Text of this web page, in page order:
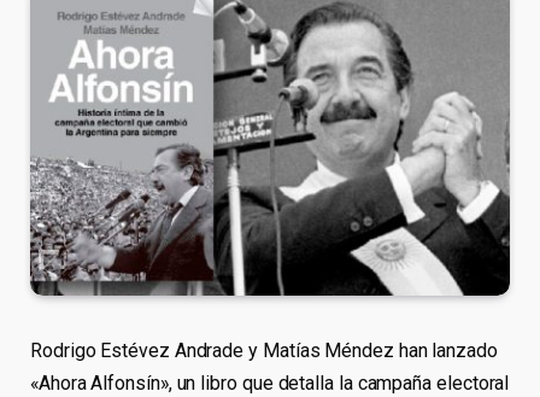
Rodrigo Estévez Andrade y Matías Méndez han lanzado
«Ahora Alfonsín», un libro que detalla la campaña electoral